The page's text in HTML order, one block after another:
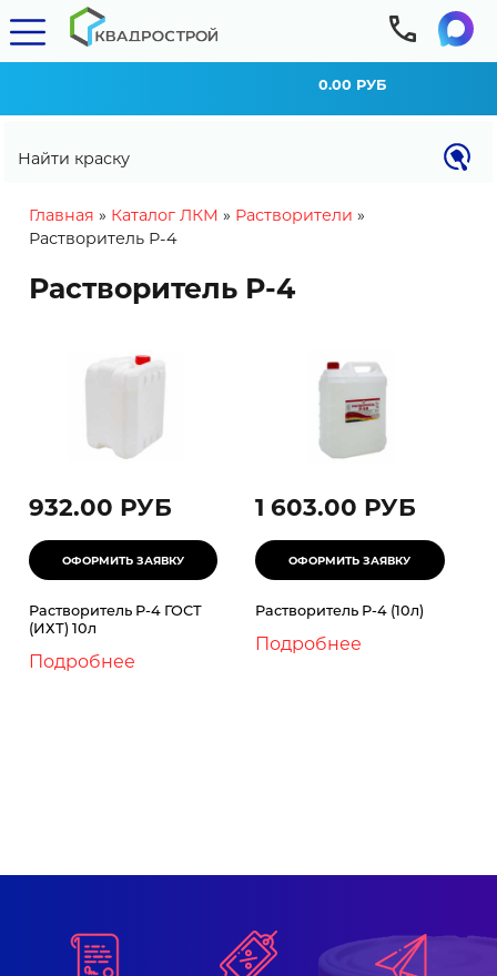
Найти краску
0.00 РУБ
You are here
Главная » Каталог ЛКМ » Растворители »
Растворитель Р-4
Растворитель Р-4
932.00 РУБ
Растворитель Р-4 ГОСТ
(ИХТ) 10л
Подробнее
1 603.00 РУБ
Растворитель Р-4 (10л)
Подробнее